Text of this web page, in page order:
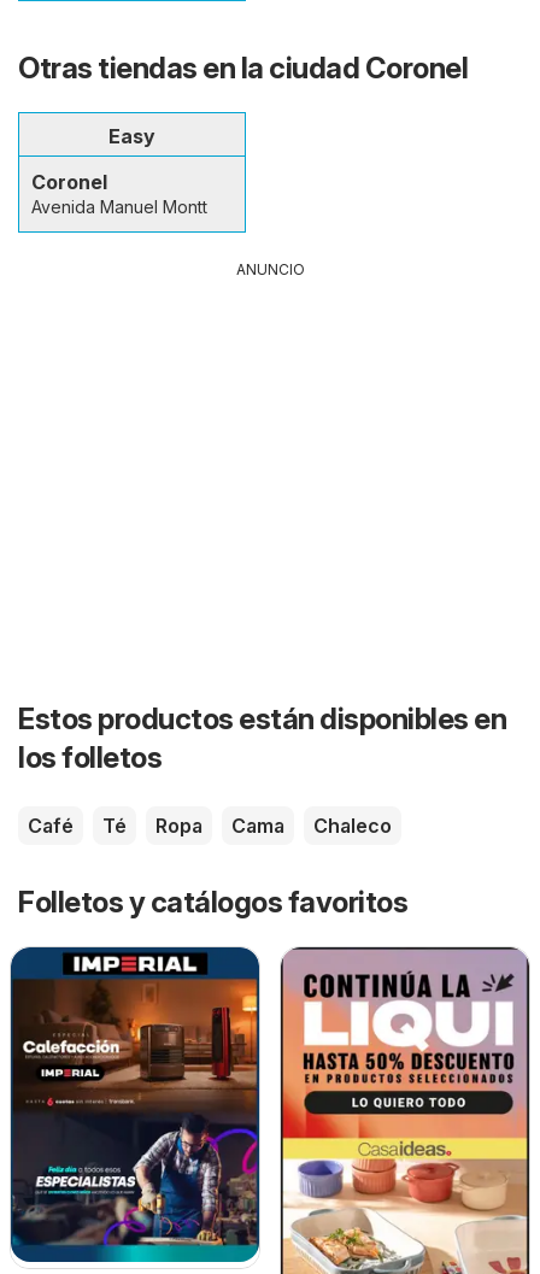
Otras tiendas en la ciudad Coronel
Easy
Coronel
Avenida Manuel Montt
ANUNCIO
Estos productos están disponibles en
los folletos
Café Té Ropa Cama Chaleco
Folletos y catálogos favoritos